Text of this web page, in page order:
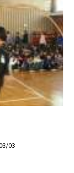
03